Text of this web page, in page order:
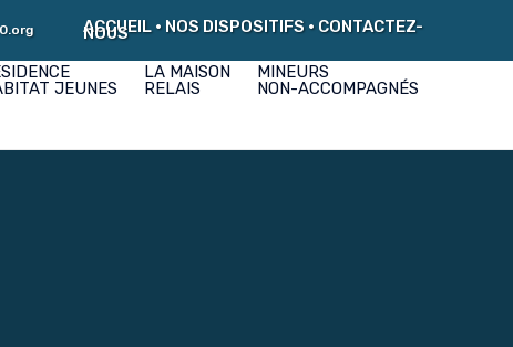
ACCUEIL• NOS DISPOSITIFS• CONTACTEZ-
NOUS
JEUNES
LA MAISON
RELAIS
MINEURS
NON-ACCOMPAGNÉS